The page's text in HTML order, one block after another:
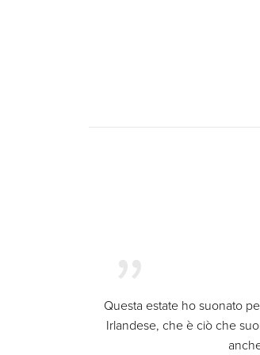
Questa estate ho suonato
Irlandese, che è ciò che